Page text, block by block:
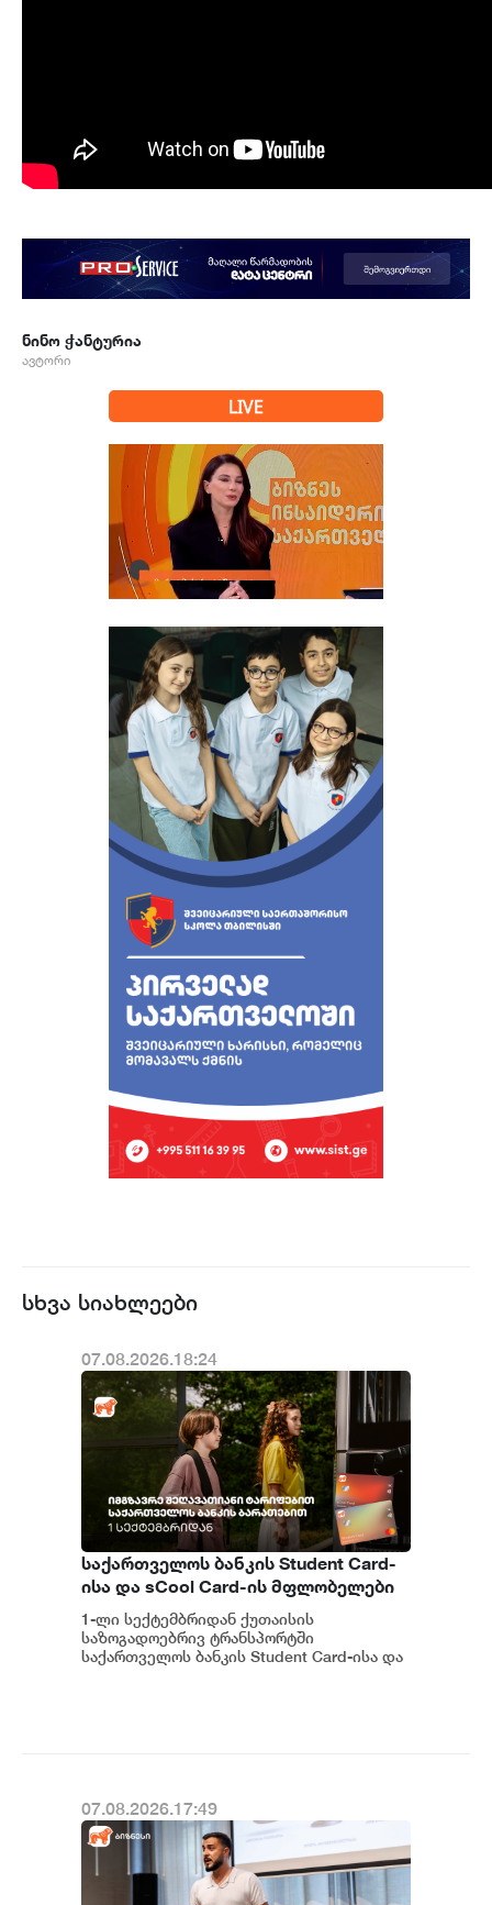
ნინო ჭანტურია
ავტორი
LIVE
სხვა სიახლეები
07.08.2026.18:24
საქართველოს ბანკის Student Card-
ისა და sCool Card-ის მფლობელები
ქუთაისში ტრანსპორტზე
შეღავათიანი ტარიფით
ისარგებლებენ
1-ლი სექტემბრიდან ქუთაისის
საზოგადოებრივ ტრანსპორტში
საქართველოს ბანკის Student Card-ისა და
07.08.2026.17:49